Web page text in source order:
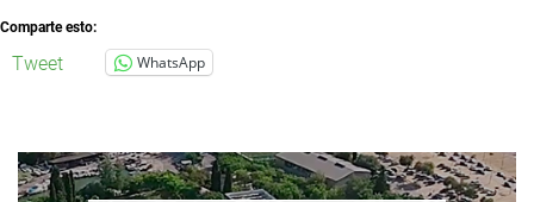
Comparte esto:
Tweet WhatsApp